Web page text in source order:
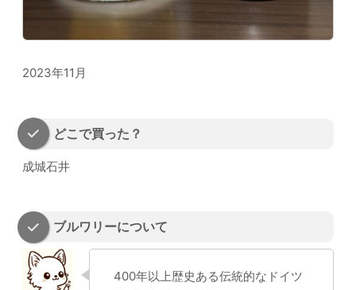
2023年11月
どこで買った？
成城石井
ブルワリーについて
400年以上歴史ある伝統的なドイツ